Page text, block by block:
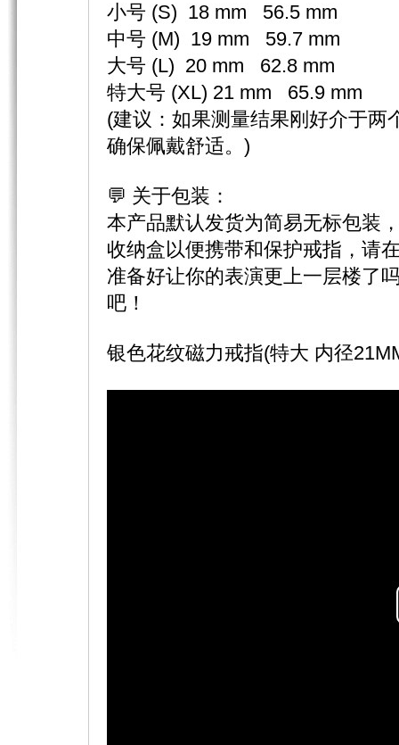
小号 (S) 18 mm 56.5 mm
中号 (M) 19 mm 59.7 mm
大号 (L) 20 mm 62.8 mm
特大号 (XL) 21 mm 65.9 mm
(建议：如果测量结果刚好介于两
确保佩戴舒适。)
💬 关于包装：
本产品默认发货为简易无标包装
收纳盒以便携带和保护戒指，请
准备好让你的表演更上一层楼了
吧！
银色花纹磁力戒指(特大 内径